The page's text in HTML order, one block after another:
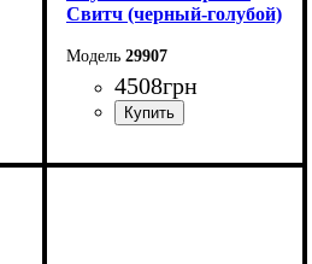
Свитч (черный-голубой)
29907
4508грн